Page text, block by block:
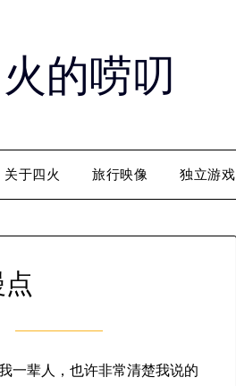
的唠叨
关于四火 旅行映像 独立游戏
一辈人，也许非常清楚我说的